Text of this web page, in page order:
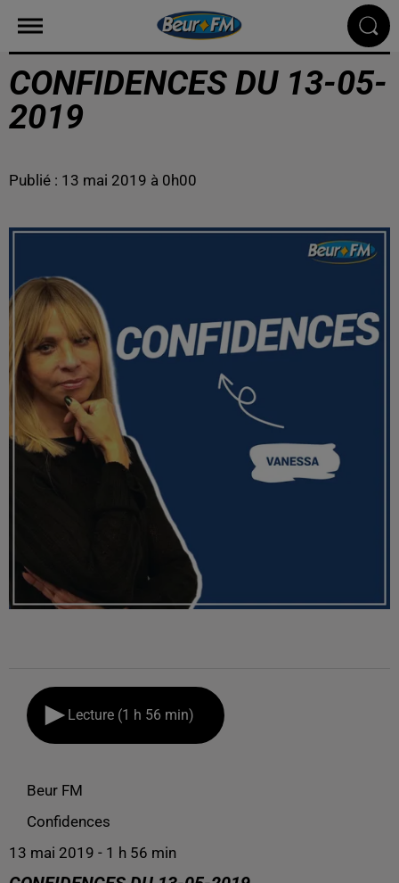
CONFIDENCES DU 13-05-
2019
Publié : 13 mai 2019 à 0h00
Lecture (1 h 56 min)
Beur FM
Confidences
13 mai 2019 - 1 h 56 min